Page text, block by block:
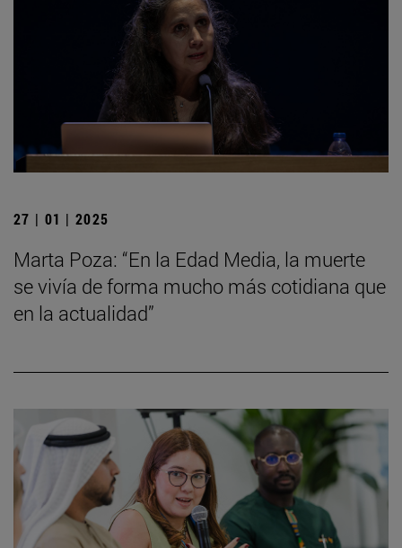
27 | 01 | 2025
Marta Poza: “En la Edad Media, la muerte
se vivía de forma mucho más cotidiana que
en la actualidad”